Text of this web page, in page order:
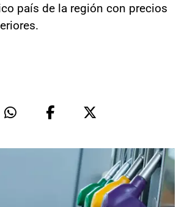
país de la región con precios